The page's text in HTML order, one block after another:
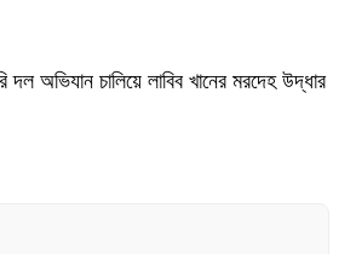
অভিযান চালিয়ে লাবিব খানের মরদেহ উদ্ধার